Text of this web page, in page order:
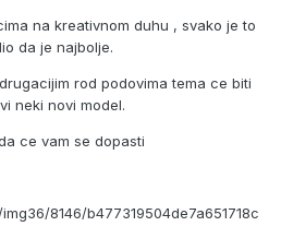
na kreativnom duhu , svako je to
da je najbolje.
rod podovima tema ce biti
neki novi model.
ce vam se dopasti
8146/b477319504de7a651718c